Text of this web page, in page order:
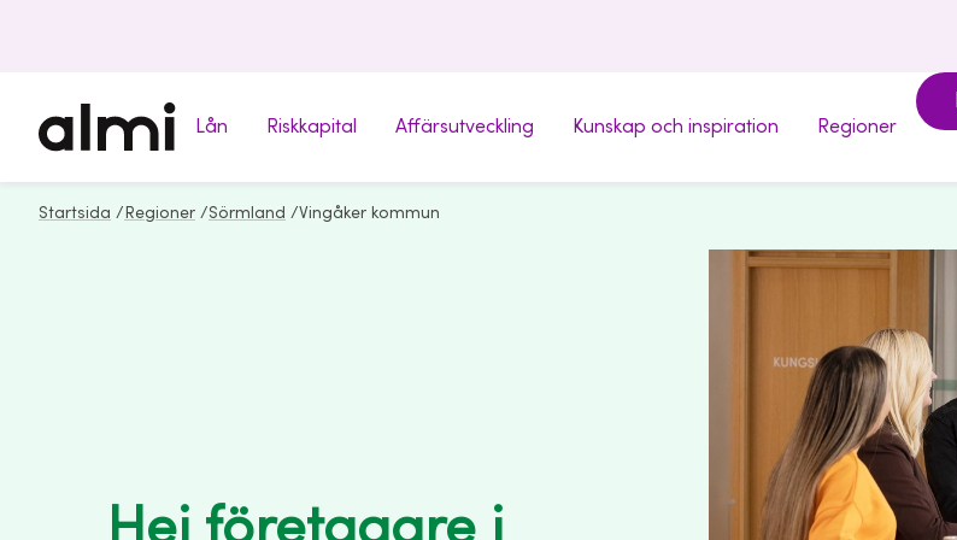
Lån Riskkapital Affärsutveckling Kunskap och inspiration Regioner
Startsida / Regioner /Sörmland /Vingåker kommun